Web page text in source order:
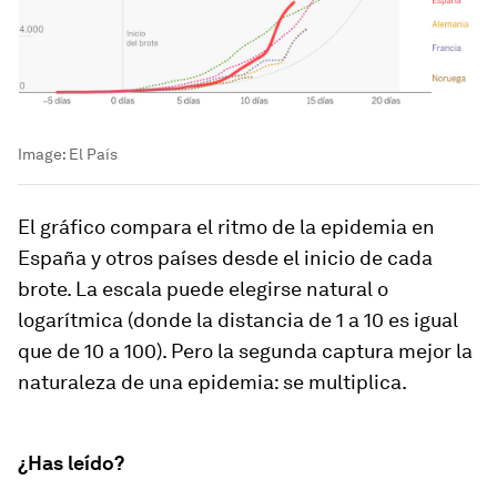
Image: El País
El gráfico compara el ritmo de la epidemia en
España y otros países desde el inicio de cada
brote. La escala puede elegirse natural o
logarítmica (donde la distancia de 1 a 10 es igual
que de 10 a 100). Pero la segunda captura mejor la
naturaleza de una epidemia: se multiplica.
¿Has leído?